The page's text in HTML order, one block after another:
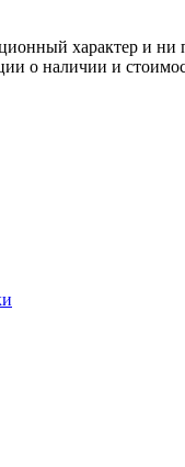
характер и ни
о наличии и